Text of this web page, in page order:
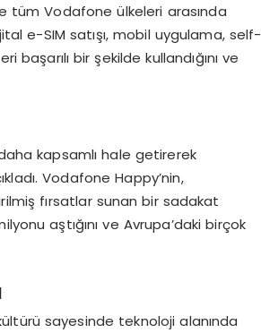
tüm Vodafone ülkeleri arasında
e-SIM satışı, mobil uygulama, self-
bir şekilde kullandığını ve
kapsamlı hale getirerek
Vodafone Happy’nin,
fırsatlar sunan bir sadakat
aştığını ve Avrupa’daki birçok
sayesinde teknoloji alanında